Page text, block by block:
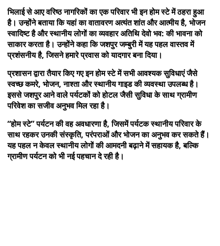
भिलाई से आए वरिष्ठ नागरिकों का एक परिवार भी इन होम स्टे में ठहरा हुआ
है। उन्होंने बताया कि यहां का वातावरण अत्यंत शांत और आत्मीय है, भोजन
स्वादिष्ट है और स्थानीय लोगों का व्यवहार अतिथि देवो भव: की भावना को
साकार करता है। उन्होंने कहा कि जशपुर जम्बुरी में यह पहल वास्तव में
प्रशंसनीय है, जिसने हमारे प्रवास को यादगार बना दिया।
प्रशासन द्वारा तैयार किए गए इन होम स्टे में सभी आवश्यक सुविधाएं जैसे
स्वच्छ कमरे, भोजन, नाश्ता और स्थानीय गाइड की व्यवस्था उपलब्ध है।
इससे जशपुर आने वाले पर्यटकों को होटल जैसी सुविधा के साथ ग्रामीण
परिवेश का सजीव अनुभव मिल रहा है।
“होम स्टे” पर्यटन की वह अवधारणा है, जिसमें पर्यटक स्थानीय परिवार के
साथ रहकर उनकी संस्कृति, परंपराओं और भोजन का अनुभव कर सकते हैं।
यह पहल न केवल स्थानीय लोगों की आमदनी बढ़ाने में सहायक है, बल्कि
ग्रामीण पर्यटन को भी नई पहचान दे रही है।